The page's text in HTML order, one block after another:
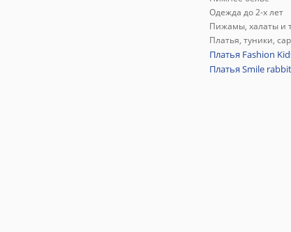
Одежда до 2-х лет
Пижамы, халаты и
Платья, туники,
Платья Fashion
Платья Smile rabbit